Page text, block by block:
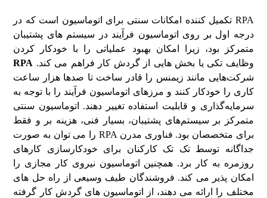
RPA تکمیل کننده امکانات سنتی برای اتوماسیون است که در
درجه اول بر روی اتوماسیون فرآیند در سیستم های پشتیبان
متمرکز بود، زیرا امکان بهبود عملیاتی را با خودکار کردن
وظایف تکی یا بخش هایی از گردش کار فراهم می کند. RPA
شرکت‌هایی مانند زیمنس را قادر ساخت تا صدها هزار ساعت
کاری را خودکار کنند و مرزهای اتوماسیون فرآیند را با توجه به
سرمایه‌گذاری و قابلیت استفاده تغییر دهند. اتوماسیون سنتی
متمرکز بر سیستم‌های پشتیبان، بسیار فنی، هزینه بر و فقط
برای متخصصان بود. فناوری مدرن RPA را می توان به صورت
جداگانه توسط تک تک کارکنان برای خودکارسازی کارهای
روزمره به کار برد. همچنین اتوماسیون نیروی کار مجازی را
امکان پذیر می کند. فروشندگان طیف وسیعی از راه حل های
مختلف را ارائه می دهند، از اتوماسیون های گردش کار گرفته